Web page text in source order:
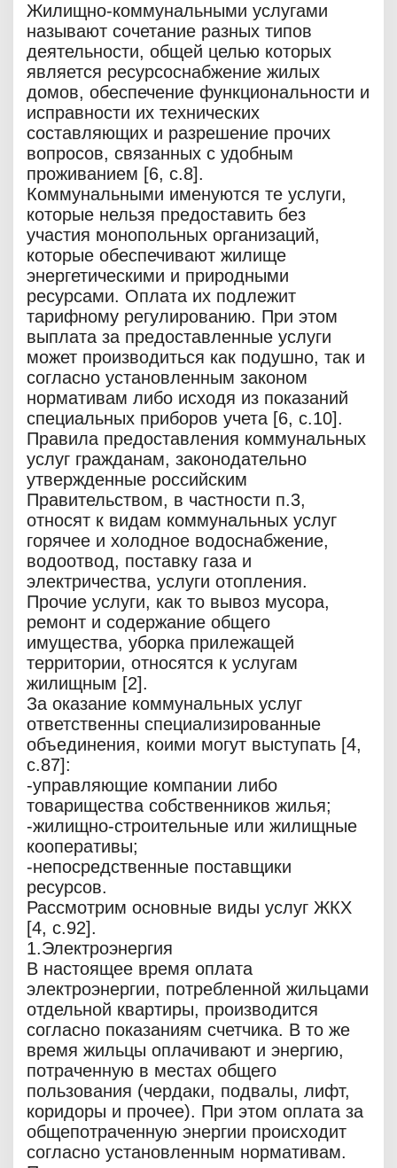
Жилищно-коммунальными услугами
называют сочетание разных типов
деятельности, общей целью которых
является ресурсоснабжение жилых
домов, обеспечение функциональности и
исправности их технических
составляющих и разрешение прочих
вопросов, связанных с удобным
проживанием [6, c.8].
Коммунальными именуются те услуги,
которые нельзя предоставить без
участия монопольных организаций,
которые обеспечивают жилище
энергетическими и природными
ресурсами. Оплата их подлежит
тарифному регулированию. При этом
выплата за предоставленные услуги
может производиться как подушно, так и
согласно установленным законом
нормативам либо исходя из показаний
специальных приборов учета [6, c.10].
Правила предоставления коммунальных
услуг гражданам, законодательно
утвержденные российским
Правительством, в частности п.3,
относят к видам коммунальных услуг
горячее и холодное водоснабжение,
водоотвод, поставку газа и
электричества, услуги отопления.
Прочие услуги, как то вывоз мусора,
ремонт и содержание общего
имущества, уборка прилежащей
территории, относятся к услугам
жилищным [2].
За оказание коммунальных услуг
ответственны специализированные
объединения, коими могут выступать [4,
c.87]:
-управляющие компании либо
товарищества собственников жилья;
-жилищно-строительные или жилищные
кооперативы;
-непосредственные поставщики
ресурсов.
Рассмотрим основные виды услуг ЖКХ
[4, c.92].
1.Электроэнергия
В настоящее время оплата
электроэнергии, потребленной жильцами
отдельной квартиры, производится
согласно показаниям счетчика. В то же
время жильцы оплачивают и энергию,
потраченную в местах общего
пользования (чердаки, подвалы, лифт,
коридоры и прочее). При этом оплата за
общепотраченную энергии происходит
согласно установленным нормативам.